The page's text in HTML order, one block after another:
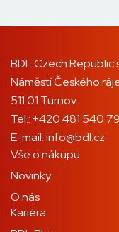
BDL Czech Republic
Náměstí Českého
511 01 Turnov
Tel.: +420 481 540
E-mail:info@bdl.cz
Vše o nákupu
Novinky
O nás
Kariéra